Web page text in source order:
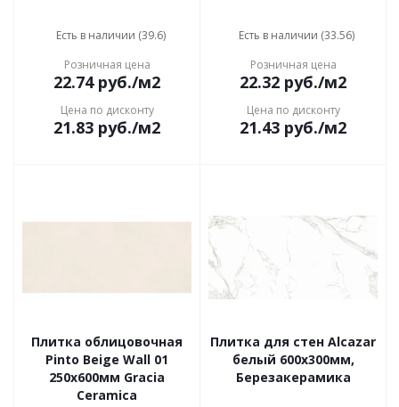
Есть в наличии (39.6)
Розничная цена
22.74руб./м2
Цена по дисконту
21.83 руб./м2
Есть в наличии (33.56)
Розничная цена
22.32 руб./м2
Цена по дисконту
21.43 руб./м2
Плитка облицовочная
Pinto Beige Wall 01
250х600мм Gracia
Ceramica
Плитка для стен Alcazar
белый 600x300мм,
Березакерамика